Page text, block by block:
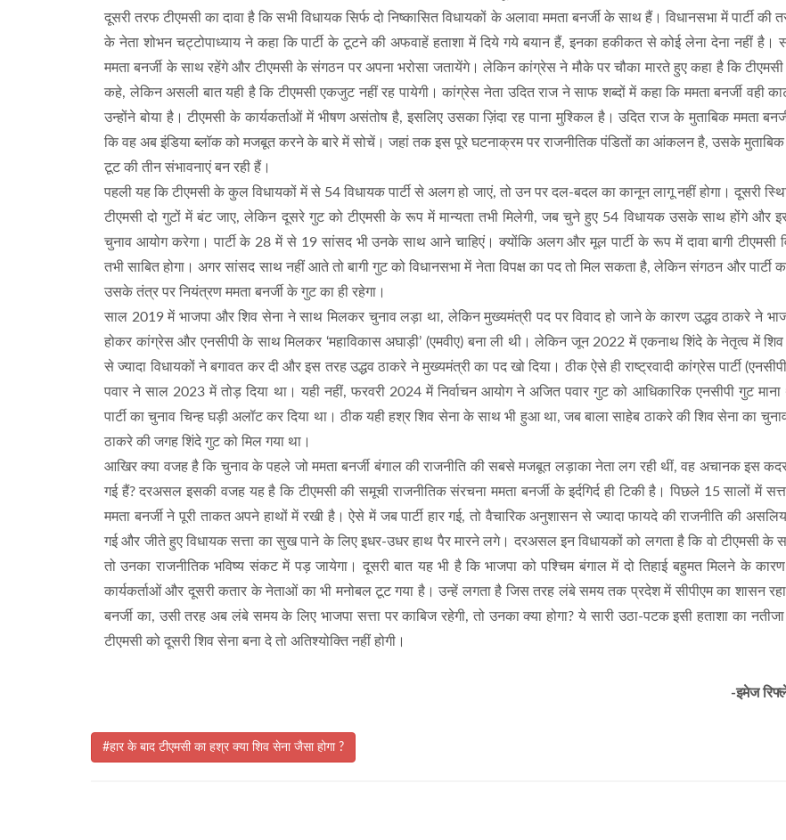
दूसरी तरफ टीएमसी का दावा है कि सभी विधायक सिर्फ दो निष्कासित विधायकों के अलावा ममता बनर्जी के साथ हैं। विधानसभा में पार्टी की
के नेता शोभन चट्टोपाध्याय ने कहा कि पार्टी के टूटने की अफवाहें हताशा में दिये गये बयान हैं, इनका हकीकत से कोई लेना देना नहीं है।
ममता बनर्जी के साथ रहेंगे और टीएमसी के संगठन पर अपना भरोसा जतायेंगे। लेकिन कांग्रेस ने मौके पर चौका मारते हुए कहा है कि
कहे, लेकिन असली बात यही है कि टीएमसी एकजुट नहीं रह पायेगी। कांग्रेस नेता उदित राज ने साफ शब्दों में कहा कि ममता बनर्जी वही
उन्होंने बोया है। टीएमसी के कार्यकर्ताओं में भीषण असंतोष है, इसलिए उसका ज़िंदा रह पाना मुश्किल है। उदित राज के मुताबिक ममता
कि वह अब इंडिया ब्लॉक को मजबूत करने के बारे में सोचें। जहां तक इस पूरे घटनाक्रम पर राजनीतिक पंडितों का आंकलन है, उसके मुताबिक
टूट की तीन संभावनाएं बन रही हैं।
पहली यह कि टीएमसी के कुल विधायकों में से 54 विधायक पार्टी से अलग हो जाएं, तो उन पर दल-बदल का कानून लागू नहीं होगा। दूसरी
टीएमसी दो गुटों में बंट जाए, लेकिन दूसरे गुट को टीएमसी के रूप में मान्यता तभी मिलेगी, जब चुने हुए 54 विधायक उसके साथ होंगे और
चुनाव आयोग करेगा। पार्टी के 28 में से 19 सांसद भी उनके साथ आने चाहिएं। क्योंकि अलग और मूल पार्टी के रूप में दावा बागी टीएमसी
तभी साबित होगा। अगर सांसद साथ नहीं आते तो बागी गुट को विधानसभा में नेता विपक्ष का पद तो मिल सकता है, लेकिन संगठन और पार्टी
उसके तंत्र पर नियंत्रण ममता बनर्जी के गुट का ही रहेगा।
साल 2019 में भाजपा और शिव सेना ने साथ मिलकर चुनाव लड़ा था, लेकिन मुख्यमंत्री पद पर विवाद हो जाने के कारण उद्धव ठाकरे ने
होकर कांग्रेस और एनसीपी के साथ मिलकर ‘महाविकास अघाड़ी’ (एमवीए) बना ली थी। लेकिन जून 2022 में एकनाथ शिंदे के नेतृत्व में
से ज्यादा विधायकों ने बगावत कर दी और इस तरह उद्धव ठाकरे ने मुख्यमंत्री का पद खो दिया। ठीक ऐसे ही राष्ट्रवादी कांग्रेस पार्टी
पवार ने साल 2023 में तोड़ दिया था। यही नहीं, फरवरी 2024 में निर्वाचन आयोग ने अजित पवार गुट को आधिकारिक एनसीपी गुट
पार्टी का चुनाव चिन्ह घड़ी अलॉट कर दिया था। ठीक यही हश्र शिव सेना के साथ भी हुआ था, जब बाला साहेब ठाकरे की शिव सेना का चुनाव
ठाकरे की जगह शिंदे गुट को मिल गया था।
आखिर क्या वजह है कि चुनाव के पहले जो ममता बनर्जी बंगाल की राजनीति की सबसे मजबूत लड़ाका नेता लग रही थीं, वह अचानक इस
गई हैं? दरअसल इसकी वजह यह है कि टीएमसी की समूची राजनीतिक संरचना ममता बनर्जी के इर्दगिर्द ही टिकी है। पिछले 15 सालों में
ममता बनर्जी ने पूरी ताकत अपने हाथों में रखी है। ऐसे में जब पार्टी हार गई, तो वैचारिक अनुशासन से ज्यादा फायदे की राजनीति की
गई और जीते हुए विधायक सत्ता का सुख पाने के लिए इधर-उधर हाथ पैर मारने लगे। दरअसल इन विधायकों को लगता है कि वो टीएमसी के
तो उनका राजनीतिक भविष्य संकट में पड़ जायेगा। दूसरी बात यह भी है कि भाजपा को पश्चिम बंगाल में दो तिहाई बहुमत मिलने के
कार्यकर्ताओं और दूसरी कतार के नेताओं का भी मनोबल टूट गया है। उन्हें लगता है जिस तरह लंबे समय तक प्रदेश में सीपीएम का शासन
बनर्जी का, उसी तरह अब लंबे समय के लिए भाजपा सत्ता पर काबिज रहेगी, तो उनका क्या होगा? ये सारी उठा-पटक इसी हताशा का
टीएमसी को दूसरी शिव सेना बना दे तो अतिश्योक्ति नहीं होगी।
-इमेज
#हार के बाद टीएमसी का हश्र क्या शिव सेना जैसा होगा ?